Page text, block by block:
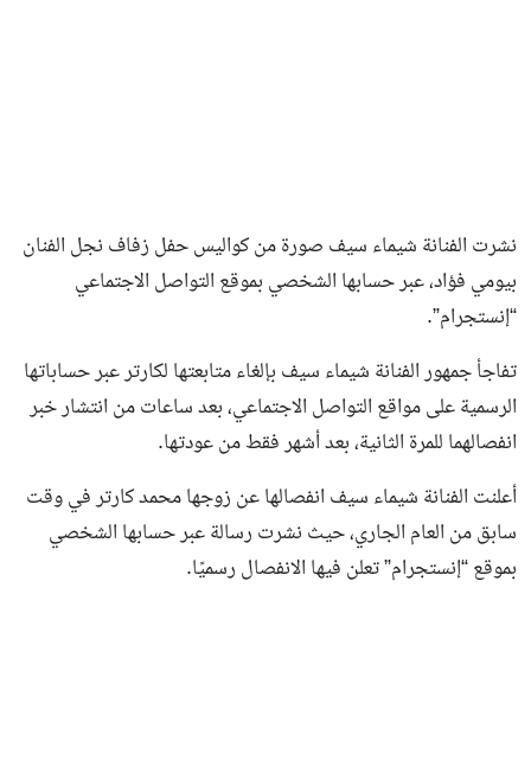
نشرت الفنانة شيماء سيف صورة من كواليس حفل زفاف نجل الفنان
بيومي فؤاد، عبر حسابها الشخصي بموقع التواصل الاجتماعي
“إنستجرام”.
تفاجأ جمهور الفنانة شيماء سيف بإلغاء متابعتها لكارتر عبر حساباتها
الرسمية على مواقع التواصل الاجتماعي، بعد ساعات من انتشار خبر
انفصالهما للمرة الثانية، بعد أشهر فقط من عودتها.
أعلنت الفنانة شيماء سيف انفصالها عن زوجها محمد كارتر في وقت
سابق من العام الجاري، حيث نشرت رسالة عبر حسابها الشخصي
بموقع “إنستجرام” تعلن فيها الانفصال رسميًا.